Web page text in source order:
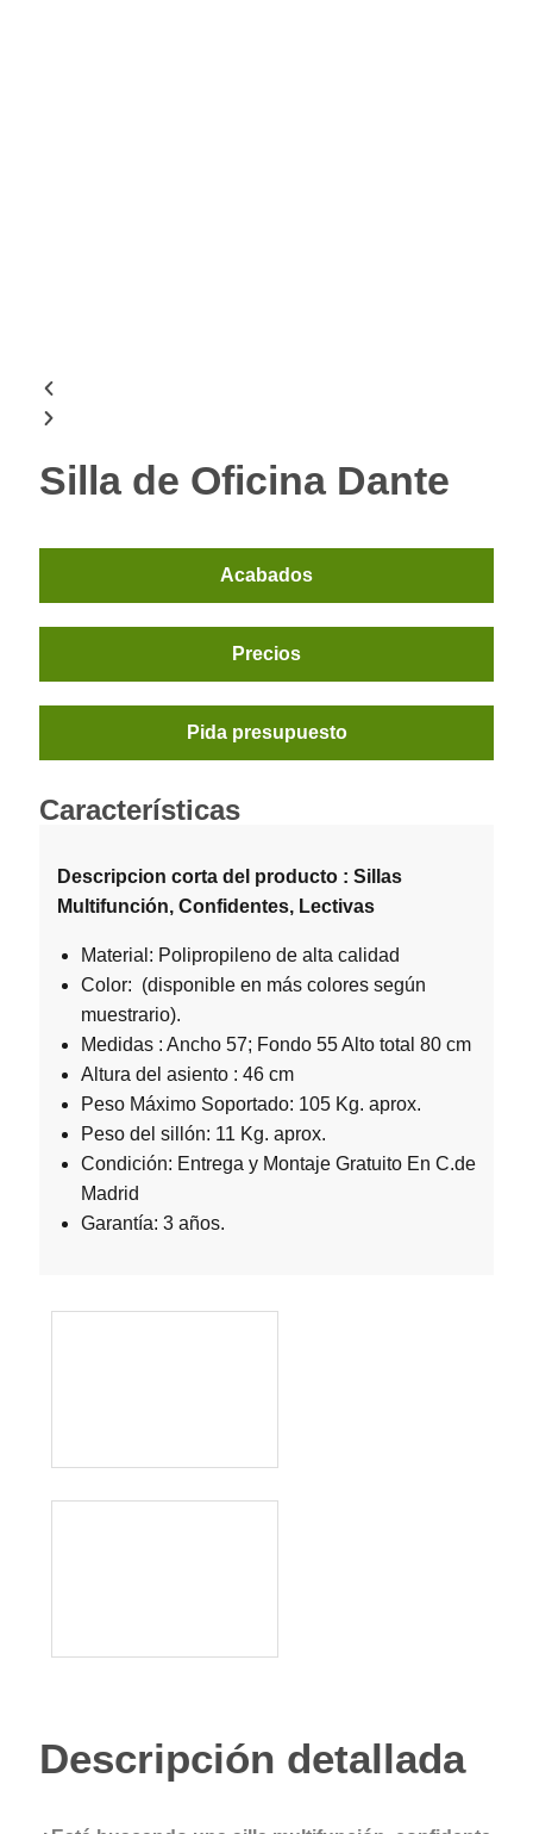
Silla de Oficina Dante
Acabados
Precios
Pida presupuesto
Características
Descripcion corta del producto : Sillas
Multifunción, Confidentes, Lectivas
Material: Polipropileno de alta calidad
Color: (disponible en más colores según
muestrario).
Medidas : Ancho 57; Fondo 55 Alto total 80 cm
Altura del asiento : 46 cm
Peso Máximo Soportado: 105 Kg. aprox.
Peso del sillón: 11 Kg. aprox.
Condición: Entrega y Montaje Gratuito En C.de
Madrid
Garantía: 3 años.
Descripción detallada